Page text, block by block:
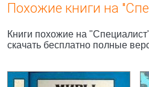
Похожие книги на
Книги похожие на
скачать бесплатно полные